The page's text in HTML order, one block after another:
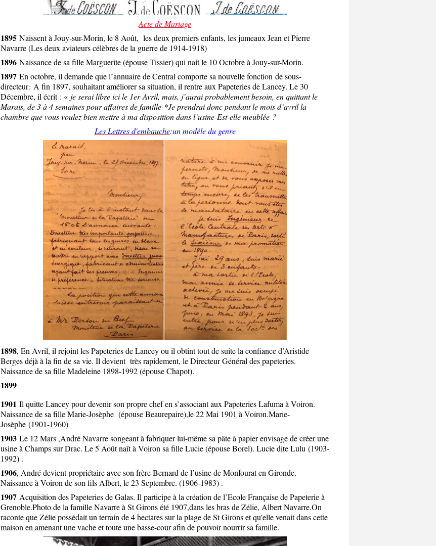
Acte de Mariage
1895 Naissent à Jouy-sur-Morin, le 8 Août, les deux premiers enfants, les jumeaux Jean et Pierre
Navarre (Les deux aviateurs célèbres de la guerre de 1914-1918)
1896 Naissance de sa fille Marguerite (épouse Tissier) qui nait le 10 Octobre à Jouy-sur-Morin.
1897 En octobre, il demande que l’annuaire de Central comporte sa nouvelle fonction de sous-
directeur: A fin 1897, souhaitant améliorer sa situation, il rentre aux Papeteries de Lancey. Le 30
Décembre, il écrit : « je serai libre ici le 1erAvril, mais, j’aurai probablement besoin, en quittant le
Marais, de 3 à 4 semaines pour affaires de famille-*Je prendrai donc pendant le mois d’avril la
chambre que vous voulez bien mettre à ma disposition dans l’usine-Est-elle meublée ?
Les Lettres d'embauche:un modèle du genre
1898, En Avril, il rejoint les Papeteries de Lancey ou il obtint tout de suite la confiance d’Aristide
Berges déjà à la fin de sa vie. Il devient très rapidement, le Directeur Général des papeteries.
Naissance de sa fille Madeleine 1898-1992 (épouse Chapot).
1899
1901 Il quitte Lancey pour devenir son propre chef en s’associant aux Papeteries Lafuma à Voiron.
Naissance de sa fille Marie-Josèphe (épouse Beaurepaire),le 22 Mai 1901 à Voiron.Marie-
Josèphe (1901-1960)
1903 Le 12 Mars ,André Navarre songeant à fabriquer lui-même sa pâte à papier envisage de créer une
usine à Champs sur Drac. Le 5 Août naît à Voiron sa fille Lucie (épouse Borel). Lucie dite Lulu (1903-
1992) .
1906, André devient propriétaire avec son frère Bernard de l’usine de Monfourat en Gironde.
Naissance à Voiron de son fils Albert, le 23 Septembre. (1906-1983) .
1907 Acquisition des Papeteries de Galas. Il participe à la création de l’Ecole Française de Papeterie à
Grenoble.Photo de la famille Navarre à St Girons été 1907,dans les bras de Zélie, Albert Navarre.On
raconte que Zélie possédait un terrain de 4 hectares sur la plage de St Girons et qu'elle venait dans cette
maison en amenant une vache et toute une basse-cour afin de pouvoir nourrir sa famille.